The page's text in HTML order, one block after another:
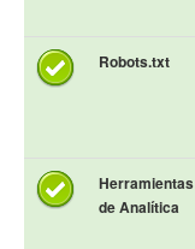
Robots.txt
Herramientas
de Analítica